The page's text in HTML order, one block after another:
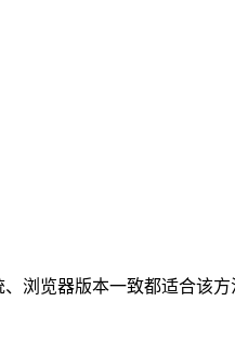
浏览器版本一致都适合该方